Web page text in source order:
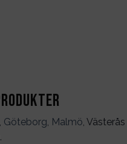
, Göteborg, Malmö,
.